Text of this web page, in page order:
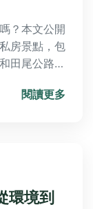
？本文公開
房景點，包
田尾公路花
閱讀更多
環境到